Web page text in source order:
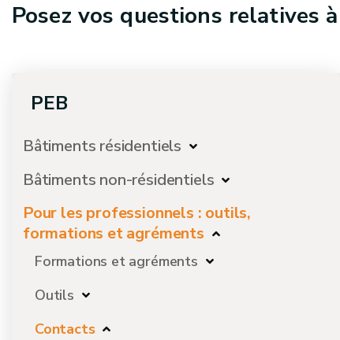
Posez vos questions relatives
PEB
Bâtiments résidentiels
Bâtiments non-résidentiels
Pour les professionnels : outils,
formations et agréments
Formations et agréments
Outils
Contacts